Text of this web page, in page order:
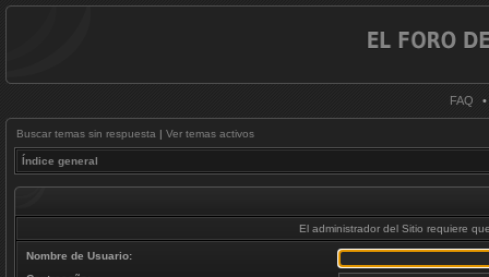
FAQ •
Buscar temas sin respuesta | Ver temas activos
Índice general
El administrador del Sitio requiere
Nombre de Usuario: